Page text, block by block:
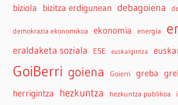
biziola bizitza erdigunean debagoiena
demokrazia ekonomikoa ekonomia energia
eraldaketa soziala ESE euskalgintza
GoiBerri goiena Goierri greba
herrigintza
hezkuntza hezkuntza publikoa